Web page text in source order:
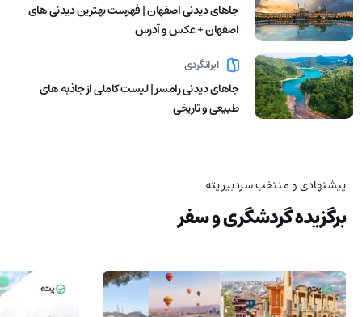
جاهای دیدنی اصفهان | فهرست بهترین دیدنی های
اصفهان + عکس و آدرس
ایرانگردی
جاهای دیدنی رامسر | لیست کاملی از جاذبه های
طبیعی و تاریخی
پیشنهادی و منتخب سردبیر پته
برگزیده گردشگری و سفر